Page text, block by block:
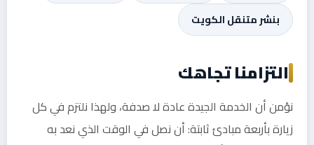
بنشر متنقل الكويت
التزامنا تجاهك
نؤمن أن الخدمة الجيدة عادة لا صدفة، ولهذا نلتزم في كل
زيارة بأربعة مبادئ ثابتة: أن نصل في الوقت الذي نعد به